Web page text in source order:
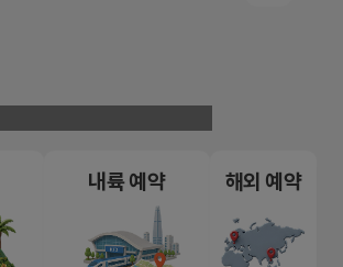
내륙 예약 해외 예약